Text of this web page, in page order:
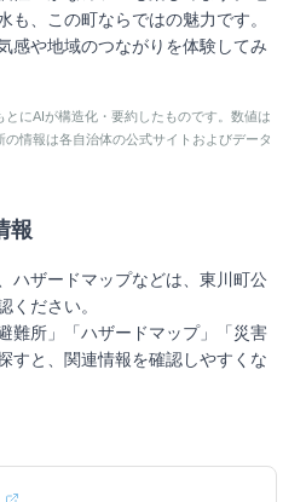
も、この町ならではの魅力です。
感や地域のつながりを体験してみ
にAIが構造化・要約したものです。数値は
情報は各自治体の公式サイトおよびデータ
報
ハザードマップなどは、 東川町公
ください。
難所」「ハザードマップ」「災害
すと、関連情報を確認しやすくな